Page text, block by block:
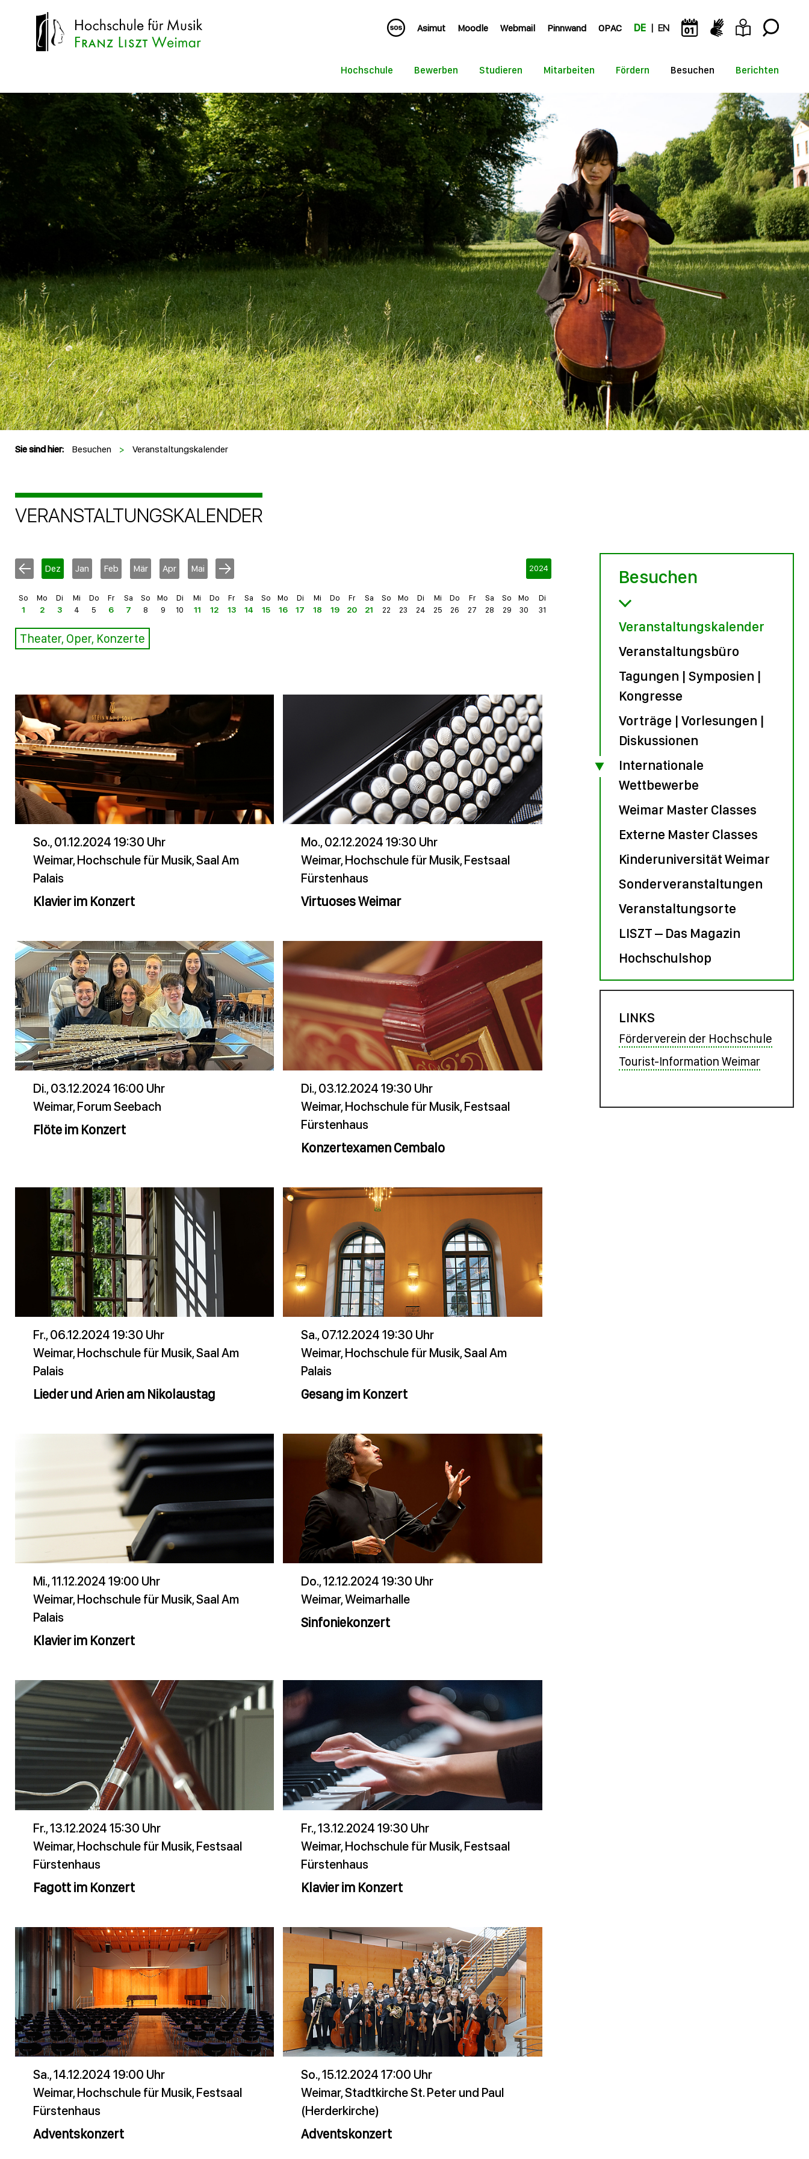
Asimut Moodle Webmail Pinnwand OPAC DE EN
Hochschule Bewerben Studieren Mitarbeiten Fördern Besuchen Berichten
Sie sind hier: Besuchen > Veranstaltungskalender
VERANSTALTUNGSKALENDER
Dez Jan Feb Mär Apr Mai 2024
So
1
Mo
2
Di
3
Mi
4
Do
5
Fr
6
Sa
7
So
8
Mo
9
Di
10
Mi
11
Do
12
Fr
13
Sa
14
So
15
Mo
16
Di
17
Mi
18
Do
19
Fr
20
Sa
21
So
22
Mo
23
Di
24
Mi
25
Do
26
Fr
27
Sa
28
So
29
Mo
30
Di
31
Theater, Oper, Konzerte
So., 01.12.2024 19:30 Uhr
Weimar, Hochschule für Musik, Saal Am
Palais
Klavier im Konzert
Mo., 02.12.2024 19:30 Uhr
Weimar, Hochschule für Musik, Festsaal
Fürstenhaus
Virtuoses Weimar
Di., 03.12.2024 16:00 Uhr
Weimar, Forum Seebach
Flöte im Konzert
Di., 03.12.2024 19:30 Uhr
Weimar, Hochschule für Musik, Festsaal
Fürstenhaus
Konzertexamen Cembalo
Fr., 06.12.2024 19:30 Uhr
Weimar, Hochschule für Musik, Saal Am
Palais
Lieder und Arien am Nikolaustag
Sa., 07.12.2024 19:30 Uhr
Weimar, Hochschule für Musik, Saal Am
Palais
Gesang im Konzert
Mi., 11.12.2024 19:00 Uhr
Weimar, Hochschule für Musik, Saal Am
Palais
Klavier im Konzert
Do., 12.12.2024 19:30 Uhr
Weimar, Weimarhalle
Sinfoniekonzert
Fr., 13.12.2024 15:30 Uhr
Weimar, Hochschule für Musik, Festsaal
Fürstenhaus
Fagott im Konzert
Fr., 13.12.2024 19:30 Uhr
Weimar, Hochschule für Musik, Festsaal
Fürstenhaus
Klavier im Konzert
Sa., 14.12.2024 19:00 Uhr
Weimar, Hochschule für Musik, Festsaal
Fürstenhaus
Adventskonzert
So., 15.12.2024 17:00 Uhr
Weimar, Stadtkirche St. Peter und Paul
(Herderkirche)
Adventskonzert
Besuchen
Veranstaltungskalender
Veranstaltungsbüro
Tagungen | Symposien |
Kongresse
Vorträge | Vorlesungen |
Diskussionen
Internationale
Wettbewerbe
Weimar Master Classes
Externe Master Classes
Kinderuniversität Weimar
Sonderveranstaltungen
Veranstaltungsorte
LISZT – Das Magazin
Hochschulshop
LINKS
Förderverein der Hochschule
Tourist-Information Weimar